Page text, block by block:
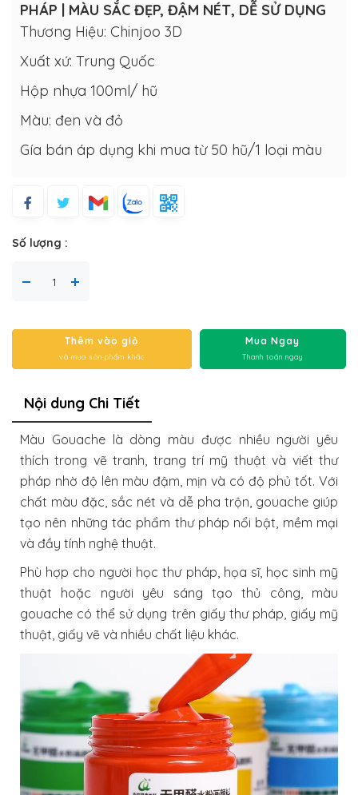
PHÁP | MÀU SẮC ĐẸP, ĐẬM NÉT, DỄ SỬ DỤNG
Thương Hiệu: Chinjoo 3D
Xuất xứ: Trung Quốc
Hộp nhựa 100ml/ hũ
Màu: đen và đỏ
Gía bán áp dụng khi mua từ 50 hũ/1 loại màu
Số lượng :
Thêm vào giỏ
và mua sản phẩm khác
Mua Ngay
Thanh toán ngay
Nội dung Chi Tiết
Màu Gouache là dòng màu được nhiều người yêu
thích trong vẽ tranh, trang trí mỹ thuật và viết thư
pháp nhờ độ lên màu đậm, mịn và có độ phủ tốt. Với
chất màu đặc, sắc nét và dễ pha trộn, gouache giúp
tạo nên những tác phẩm thư pháp nổi bật, mềm mại
và đầy tính nghệ thuật.
Phù hợp cho người học thư pháp, họa sĩ, học sinh mỹ
thuật hoặc người yêu sáng tạo thủ công, màu
gouache có thể sử dụng trên giấy thư pháp, giấy mỹ
thuật, giấy vẽ và nhiều chất liệu khác.